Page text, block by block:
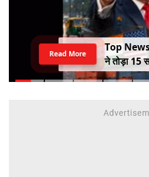
Top News
ने तोड़ा 15
100%
Read More